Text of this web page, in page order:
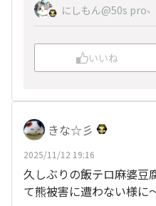
にしもん@50s pro、
いいね
きな☆彡
2025/11/12 19:16
久しぶりの飯テロ麻婆豆
て熊被害に遭わない様に